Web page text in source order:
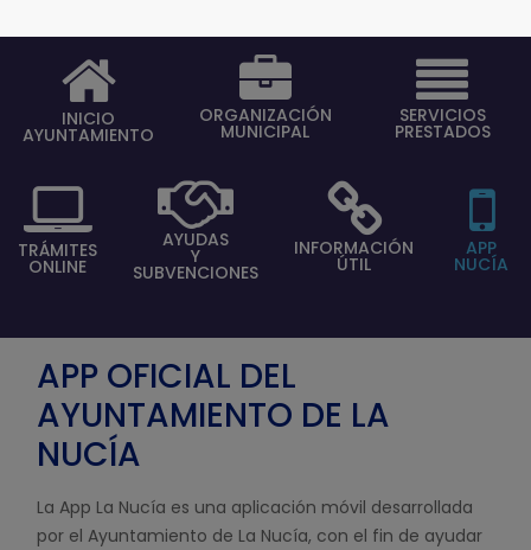
INICIO
AYUNTAMIENTO
ORGANIZACIÓN
MUNICIPAL
SERVICIOS
PRESTADOS
TRÁMITES
ONLINE
AYUDAS
Y
SUBVENCIONES
INFORMACIÓN
ÚTIL
APP
NUCÍA
APP OFICIAL DEL
AYUNTAMIENTO DE LA
NUCÍA
La App La Nucía es una aplicación móvil desarrollada
por el Ayuntamiento de La Nucía, con el fin de ayudar